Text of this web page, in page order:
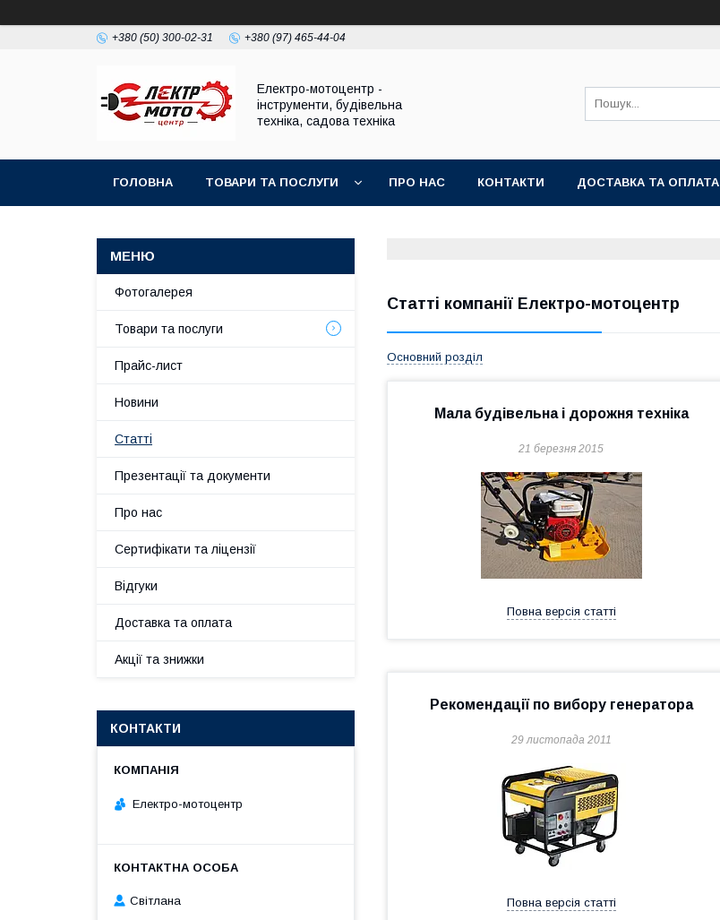
+380 (50) 300-02-31 +380 (97) 465-44-04
Електро-мотоцентр -
інструменти, будівельна
техніка, садова техніка
ГОЛОВНА ТОВАРИ ТА ПОСЛУГИ ПРО НАС КОНТАКТИ ДОСТАВКА ТА ОПЛАТА
Статті компанії Електро-мотоцентр
Основний розділ
Мала будівельна і дорожня техніка
21 березня 2015
Повна версія статті
Рекомендації по вибору генератора
29 листопада 2011
Повна версія статті
Фотогалерея
Товари та послуги
Прайс-лист
Новини
Статті
Презентації та документи
Про нас
Сертифікати та ліцензії
Відгуки
Доставка та оплата
Акції та знижки
КОНТАКТИ
Електро-мотоцентр
Світлана